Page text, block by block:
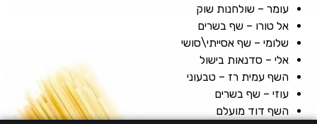
עומר – שולחנות שוק
אל טורו – שף בשרים
שלומי – שף אסייתי\סושי
אלי – סדנאות בישול
השף עמית רז – טבעוני
עוזי – שף בשרים
השף דוד מועלם